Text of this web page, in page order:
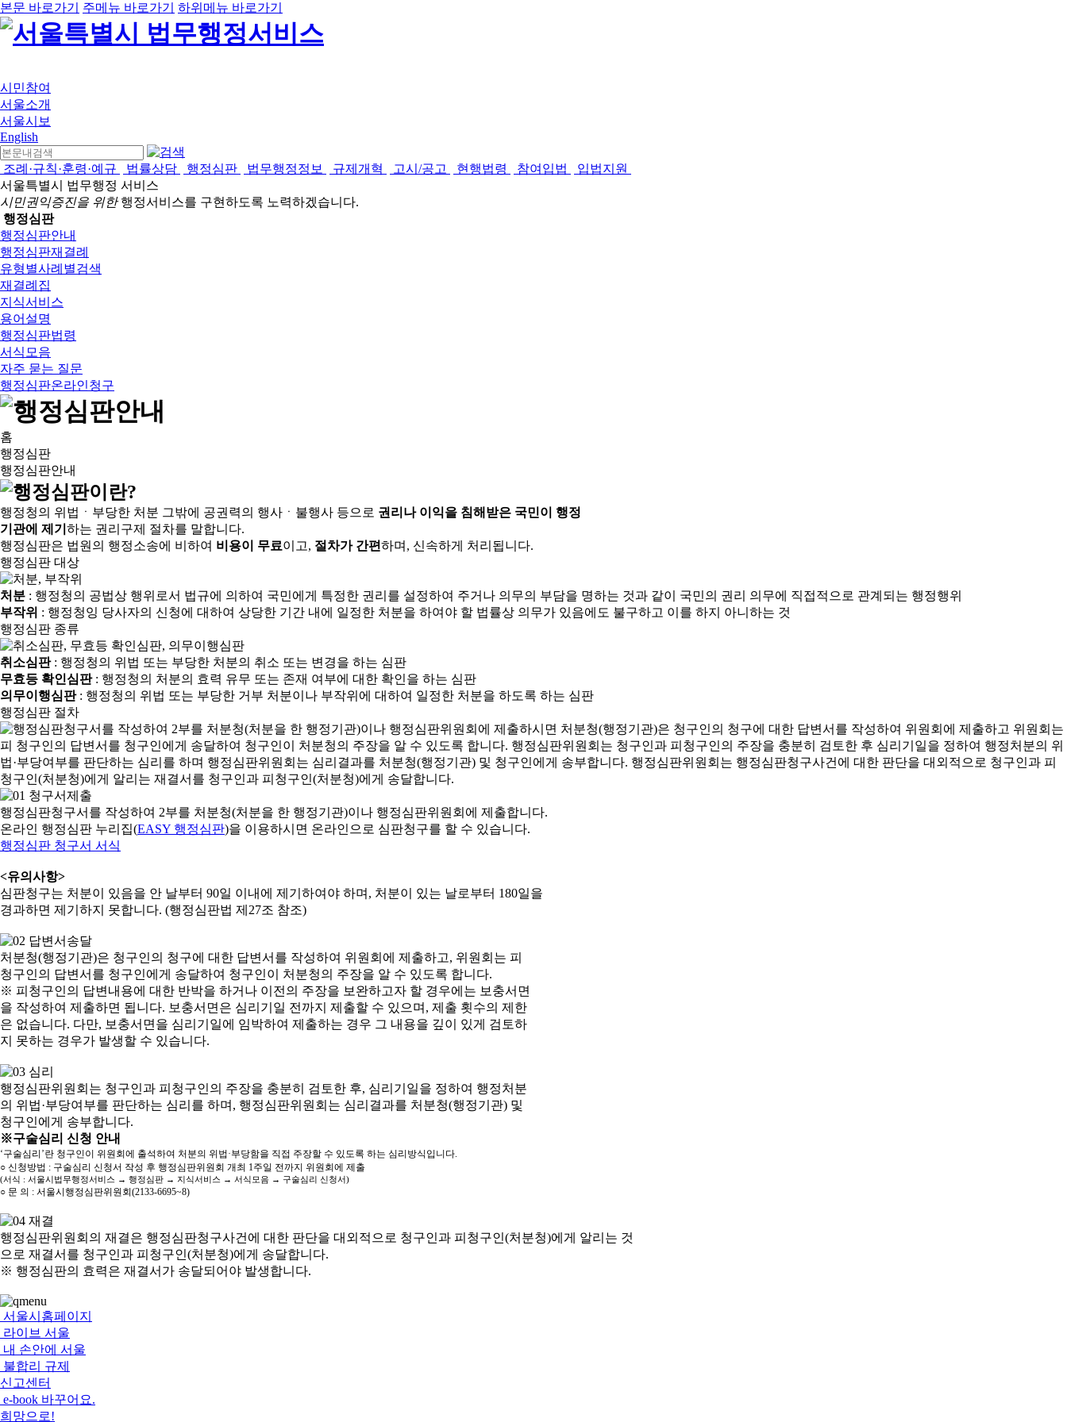
본문 바로가기 주메뉴 바로가기 하위메뉴 바로가기
시민참여
서울소개
서울시보
English
조례·규칙·훈령·예규 법률상담 행정심판 법무행정정보 규제개혁 고시/공고 현행법령 참여입법
입법지원
서울특별시 법무행정 서비스
시민권익증진을 위한행정서비스를 구현하도록 노력하겠습니다.
행정심판
행정심판안내
행정심판재결례
유형별사례별검색
재결례집
지식서비스
용어설명
행정심판법령
서식모음
자주 묻는 질문
행정심판온라인청구
홈
행정심판
행정심판안내
행정청의 위법ㆍ부당한 처분 그밖에 공권력의 행사ㆍ불행사 등으로 권리나 이익을 침해받은 국민이 행정
기관에 제기 하는 권리구제 절차를 말합니다.
행정심판은 법원의 행정소송에 비하여 비용이 무료이고, 절차가 간편하며, 신속하게 처리됩니다.
행정심판 대상
처분 : 행정청의 공법상 행위로서 법규에 의하여 국민에게 특정한 권리를 설정하여 주거나 의무의 부담을 명하는 것과 같이 국민의 권리 의무에 직접적으로 관계되는 행정행위
부작위 : 행정청잉 당사자의 신청에 대하여 상당한 기간 내에 일정한 처분을 하여야 할 법률상 의무가 있음에도 불구하고 이를 하지 아니하는 것
행정심판 종류
취소심판: 행정청의 위법 또는 부당한 처분의 취소 또는 변경을 하는 심판
무효등 확인심판: 행정청의 처분의 효력 유무 또는 존재 여부에 대한 확인을 하는 심판
의무이행심판: 행정청의 위법 또는 부당한 거부 처분이나 부작위에 대하여 일정한 처분을 하도록 하는 심판
행정심판 절차
행정심판청구서를 작성하여 2부를 처분청(처분을 한 행정기관)이나 행정심판위원회에 제출합니다.
온라인 행정심판 누리집(EASY 행정심판)을 이용하시면 온라인으로 심판청구를 할 수 있습니다.
행정심판 청구서 서식
<유의사항>
심판청구는 처분이 있음을 안 날부터 90일 이내에 제기하여야 하며, 처분이 있는 날로부터 180일을
경과하면 제기하지 못합니다. (행정심판법 제27조 참조)
처분청(행정기관)은 청구인의 청구에 대한 답변서를 작성하여 위원회에 제출하고, 위원회는 피
청구인의 답변서를 청구인에게 송달하여 청구인이 처분청의 주장을 알 수 있도록 합니다.
※ 피청구인의 답변내용에 대한 반박을 하거나 이전의 주장을 보완하고자 할 경우에는 보충서면
을 작성하여 제출하면 됩니다. 보충서면은 심리기일 전까지 제출할 수 있으며, 제출 횟수의 제한
은 없습니다. 다만, 보충서면을 심리기일에 임박하여 제출하는 경우 그 내용을 깊이 있게 검토하
지 못하는 경우가 발생할 수 있습니다.
행정심판위원회는 청구인과 피청구인의 주장을 충분히 검토한 후, 심리기일을 정하여 행정처분
의 위법·부당여부를 판단하는 심리를 하며, 행정심판위원회는 심리결과를 처분청(행정기관) 및
청구인에게 송부합니다.
※구술심리 신청 안내
‘구술심리’란 청구인이 위원회에 출석하여 처분의 위법·부당함을 직접 주장할 수 있도록 하는 심리방식입니다.
○ 신청방법 : 구술심리 신청서 작성 후 행정심판위원회 개최 1주일 전까지 위원회에 제출
(서식 : 서울시법무행정서비스 → 행정심판 → 지식서비스 → 서식모음 → 구술심리 신청서)
○ 문 의 : 서울시행정심판위원회(2133-6695~8)
행정심판위원회의 재결은 행정심판청구사건에 대한 판단을 대외적으로 청구인과 피청구인(처분청)에게 알리는 것
으로 재결서를 청구인과 피청구인(처분청)에게 송달합니다.
※ 행정심판의 효력은 재결서가 송달되어야 발생합니다.
서울시홈페이지
라이브 서울
내 손안에 서울
불합리 규제
신고센터
e-book 바꾸어요.
희망으로!